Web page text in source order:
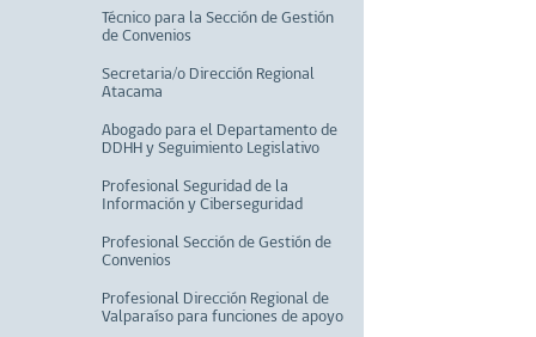
Técnico para la Sección de Gestión
de Convenios
Secretaria/o Dirección Regional
Atacama
Abogado para el Departamento de
DDHH y Seguimiento Legislativo
Profesional Seguridad de la
Información y Ciberseguridad
Profesional Sección de Gestión de
Convenios
Profesional Dirección Regional de
Valparaíso para funciones de apoyo